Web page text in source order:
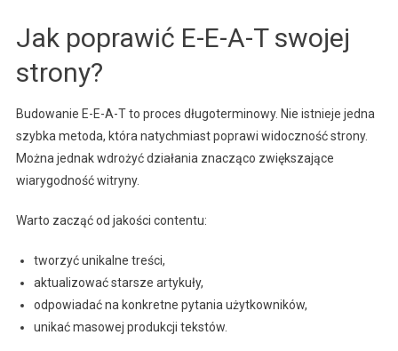
Jak poprawić E-E-A-T swojej
strony?
Budowanie E-E-A-T to proces długoterminowy. Nie istnieje jedna
szybka metoda, która natychmiast poprawi widoczność strony.
Można jednak wdrożyć działania znacząco zwiększające
wiarygodność witryny.
Warto zacząć od jakości contentu:
tworzyć unikalne treści,
aktualizować starsze artykuły,
odpowiadać na konkretne pytania użytkowników,
unikać masowej produkcji tekstów.